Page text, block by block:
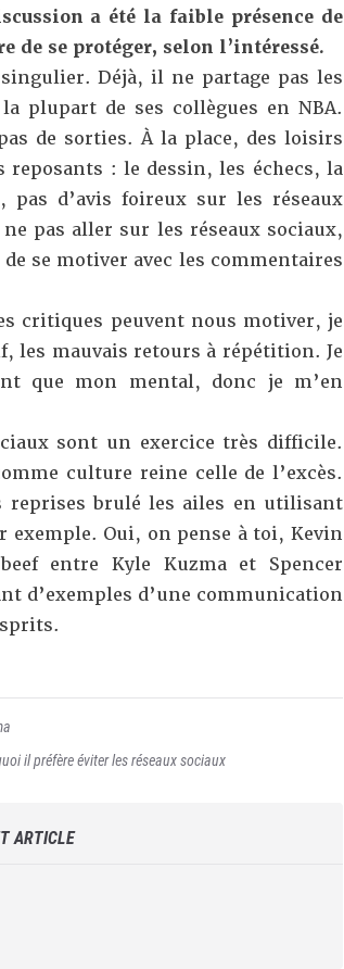
il préfère éviter les réseaux sociaux
a été la faible présence de
de se protéger, selon l’intéressé.
Déjà, il ne partage pas les
plupart de ses collègues en NBA.
de sorties. À la place, des loisirs
: le dessin, les échecs, la
d’avis foireux sur les réseaux
pas aller sur les réseaux sociaux,
se motiver avec les commentaires
critiques peuvent nous motiver, je
les mauvais retours à répétition. Je
que mon mental, donc je m’en
sont un exercice très difficile.
culture reine celle de l’excès.
reprises brulé les ailes en utilisant
Oui, on pense à toi, Kevin
entre Kyle Kuzma et Spencer
d’exemples d’une communication
ARTICLE